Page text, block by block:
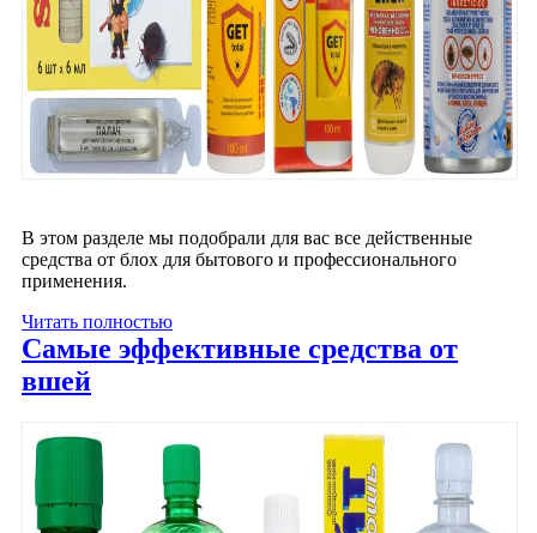
В этом разделе мы подобрали для вас все действенные
средства от блох для бытового и профессионального
применения.
Читать полностью
Самые эффективные средства от
вшей